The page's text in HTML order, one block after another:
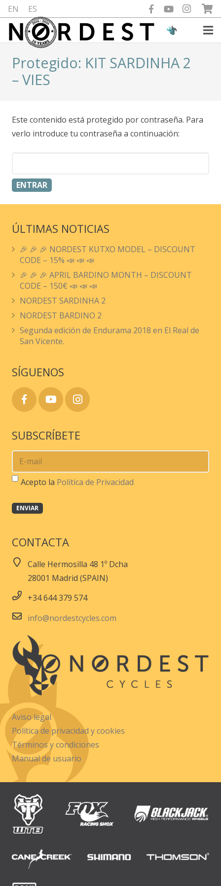
EN ES
Protegido: KIT SARDINHA 2
– VIES
Este contenido está protegido por contraseña. Para
verlo introduce tu contraseña a continuación:
ÚLTIMAS NOTICIAS
🎉 🎉 🎉 NORDEST KUTXO MODEL – DISCOUNT
CODE – 15% 📣 📣 📣
🎉 🎉 🎉 APRIL BARDINO MONTH – DISCOUNT
CODE – 150€ 📣 📣 📣
NORDEST SARDINHA 2
NORDEST BARDINO 2
Segunda edición de Endurama 2018 en El Real de
San Vicente.
SÍGUENOS
SUBSCRÍBETE
Acepto la Política de Privacidad
CONTACTA
Calle Hermosilla 48 1º Dcha
28001 Madrid (SPAIN)
+34 644 379 574
info@nordestcycles.com
Aviso legal
Política de privacidad y cookies
Términos y condiciones
Manual de usuario